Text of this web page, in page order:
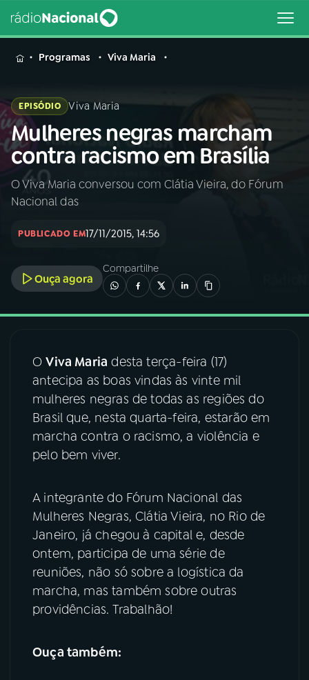
MENU
Buscar
na
Rádio
Nacional
Buscar
04PROGRAMAS
05PODCASTS
07ÚLTIMAS
08FESTIVAL DE MÚSICA
ACOMPANHE A RÁDIO NACIONAL
Programas Viva Maria
EPISÓDIO Viva Maria
Mulheres negras marcham
contra racismo em Brasília
O Viva Maria conversou com Clátia Vieira, do Fórum
Nacional das
PUBLICADO EM17/11/2015, 14:56
Ouça agora
Compartilhe
OViva Maria desta terça-feira (17)
antecipa as boas vindas às vinte mil
mulheres negras de todas as regiões do
Brasil que, nesta quarta-feira, estarão em
marcha contra o racismo, a violência e
pelo bem viver.
A integrante do Fórum Nacional das
Mulheres Negras, Clátia Vieira, no Rio de
Janeiro, já chegou à capital e, desde
ontem, participa de uma série de
reuniões, não só sobre a logística da
marcha, mas também sobre outras
providências. Trabalhão!
Ouça também: